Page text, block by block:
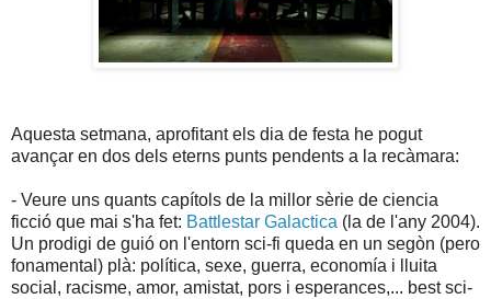
Aquesta setmana, aprofitant els dia de festa he pogut
avançar en dos dels eterns punts pendents a la recàmara:
- Veure uns quants capítols de la millor sèrie de ciencia
ficció que mai s'ha fet: Battlestar Galactica (la de l'any 2004).
Un prodigi de guió on l'entorn sci-fi queda en un segòn (pero
fonamental) plà: política, sexe, guerra, economía i lluita
social, racisme, amor, amistat, pors i esperances,... best sci-